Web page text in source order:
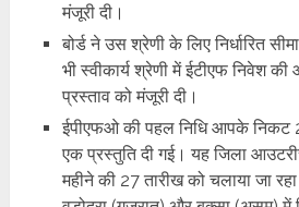
मंजूरी दी।
बोर्ड ने उस श्रेणी के लिए निर्धारित
भी स्वीकार्य श्रेणी में ईटीएफ निवेश
प्रस्ताव को मंजूरी दी।
ईपीएफओ की पहल निधि आपके निकट
एक प्रस्तुति दी गई। यह जिला
महीने की 27 तारीख को चलाया जा